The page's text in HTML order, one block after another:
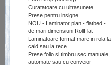
Curatatoare cu ultrasunete
Prese pentru insigne
NOU - Laminator plan - flatbed -
de mari dimensiuni RollFlat
Laminatoare format mare in rola la
cald sau la rece
Prese folio si timbru sec manuale,
automate sau cu conveior